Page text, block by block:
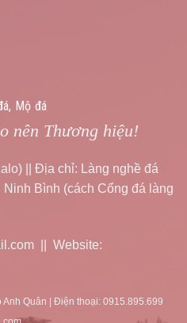
Mộ đá
nên Thương hiệu!
|| Địa chỉ: Làng nghề đá
Bình (cách Cổng đá làng
|| Website:
Quân | Điện thoại: 0915.895.699